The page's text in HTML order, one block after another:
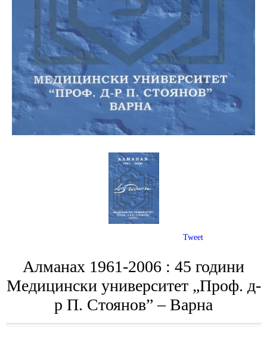
Алманах 1961-2006 : 45 години
Медицински университет „Проф. д-
р П. Стоянов” – Варна
Tweet